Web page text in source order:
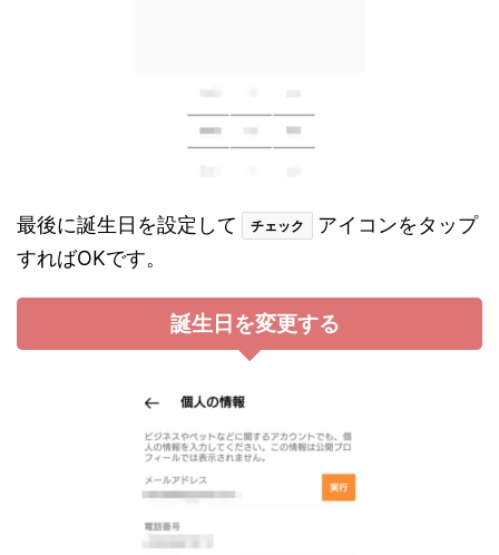
最後に誕生日を設定して チェック
アイコンをタップ
すればOKです。
誕生日を変更する